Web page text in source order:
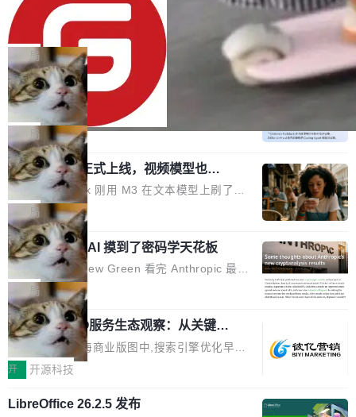
e/BootstrapBlazor/pull/825...
code web 国际化多语言支持 添加 soloncode w
eb 消息列表消息导航支持 修复 soloncode web
文件详情初次显示时语法高亮失效的问题 修复 s
oloncode web 审查详情文件名中文乱码的问题
细节优化 详情查看：https://gitee.com/opensol
on/soloncode/releases/v2026.8.2
OpenAI 宣布 GPT-5.6 Luna 价格下降
80%
OpenAI 宣布 GPT-5.6 Luna 价格下降 80%。输
入从每百万 token 1 美元砍到 0.2 美元，输出从
6 美元砍到 1.2 美元。GPT-5.6 Terra 降 20%。
旗舰 Sol 没降，但加了一个 Fast 模式——2.5
倍速度，2 倍价格，智商不变。 降价的理由不是
市场竞争，不是清库存，是 Sol 自己把自己优化
了。 这事分两步。第一步，OpenAI 把 GPT-5.6
Sol 部署上线。第二步，让 Sol 通过 Codex 自
己去优化自己的推理基础设施。Sol 学了 Triton
和 Gluon 两种 GPU 编程语言，重写了生产环境
的 GPU 内核，找出了哪...
局
DeepSeek-V4-Flash 官方 API 现已正
式上线公测
DeepSeek V4 Flash 正式版今天上线了。模型
结构和参数规模没变，还是 MoE 284B、激活 1
3B、100 万 token 上下文——只重新做了后训
练。但改完之后，Agent 能力直接把自家 4 月发
的 Pro Preview 给干了。 九项 Agent 基准测试
全部反超。Terminal Bench 2.1 从 61.8 涨到 8
2.7，DeepSWE 从 7.3 涨到 54.4，DSBench-F
ullStack 从 37.0 涨到 68.7。不说别的，一个 Fl
ash 型号干翻了三个月前代表最高水平的 Pro 预
览版，这件事本身就够说明后训练的威力了。 跟
它一起来的还有两...
局
MiniMax H3 正式上线，视频模型也开
始玩全模态了
上个月 MiniMax 刚用 M3 在文本模型上刷了一
波存在感，今天 H3 来了——一款全模态生成模
型，而且承诺几天内开源权重。 先看能力边界。
H3 接受文本、图像、视频、声音任意组合作为
输入（它叫多模态上下文），输出带原生双声道
音频的视频，最高 15 秒 2K 分辨率。举个例
子：扔进去一段参考视频（取它的希区柯克运
镜）、一张人物图片、一段歌声录音，用自然语
言告诉模型你要什么——H3 自己搞定剩下的。
这个"自己搞定"说起来轻巧，背后的训练范式变
化不小。 MiniMax 之前做过两代视频模型（Hail
uo 01 和 02），每一代都是按任务拆分的专家
局
Anthropic 的 AI 摸到了密码学天花板
密码学家 Matthew Green 看完 Anthropic 最新
的密码分析成果后，写了篇博客。标题很克制：
「一些想法」，但内容不克制。 先说 Anthropic
做了什么。他们让未发布的 Claude Mythos 模
型去跑密码分析，出了两个结果：一个攻击了后
量子签名方案 HAWK，另一个是对缩减轮次 AE
话说，「可能直接杀死了一个正在认真考虑标准
局
2026上海SEO服务生态观察：从关键词
排名到AI答案占位的选型逻辑
在2026年的上海商业版图中,搜索引擎优化早已
不是“发外链、堆关键词”那么简单。行业数据显
与GEO相关投入占比已达32%,市场规模突破80
开 开源科技
LibreOffice 26.2.5 发布